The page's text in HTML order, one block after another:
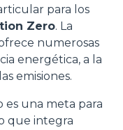
para los
Zero. La
numerosas
energética, a la
emisiones.
es una meta para
que integra